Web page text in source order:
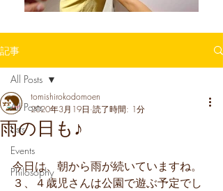
記事
All Posts
Lists
Events
Philosophy
All Posts
雨の日も♪
tomishirokodomoen
2020年3月19日 読了時間: 1分
今日は、朝から雨が続いていますね。
３、４歳児さんは公園で遊ぶ予定でし